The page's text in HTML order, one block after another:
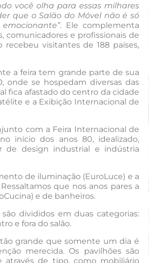
você olha para essas milhares
que o Salão do Móvel não é só
. Ele complementa
comunicadores e profissionais de
visitantes de 188 países,
a feira tem grande parte de sua
onde se hospedam diversas das
fica afastado do centro da cidade
e a Exibição Internacional de
com a Feira Internacional de
início dos anos 80, idealizado,
de design industrial e indústria
de iluminação (EuroLuce) e a
que nos anos pares a
e de banheiros.
divididos em duas categorias:
e fora do salão.
grande que somente um dia é
merecida. Os pavilhões são
através de tipo, como mobiliário